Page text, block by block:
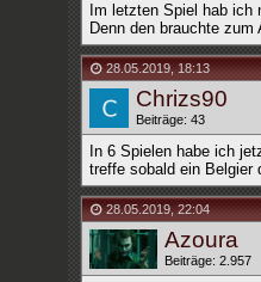
Im letzten Spiel hab ich
Denn den brauchte
28.05.2019,18:13
Chrizs90
Beiträge: 43
In 6 Spielen habe ich
treffe sobald ein Belgier
28.05.2019,22:04
Azoura
Beiträge: 2.957